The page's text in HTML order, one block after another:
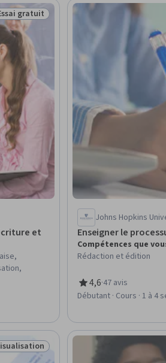
: Essai gratuit
gratuit
et
Johns Hopkins
Enseigner le
Compétences que
Rédaction et édition
4,6
évaluation, 4,6 sur 5
·47 avis
Débutant · Cours · 1 à 4
: Prévisualisation